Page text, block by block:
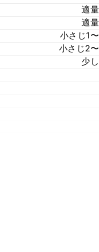
適量
適量
小さじ1〜
小さじ2〜
少し